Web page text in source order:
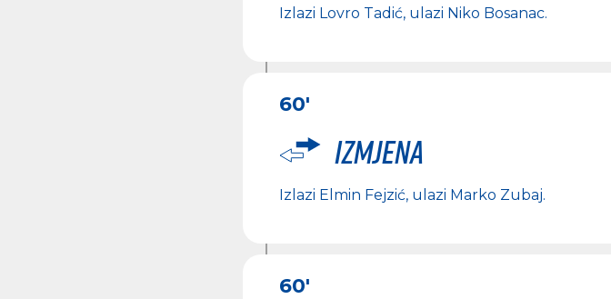
Izlazi Lovro Tadić, ulazi Niko Bosanac.
60'
Izmjena
Izlazi Elmin Fejzić, ulazi Marko Zubaj.
60'